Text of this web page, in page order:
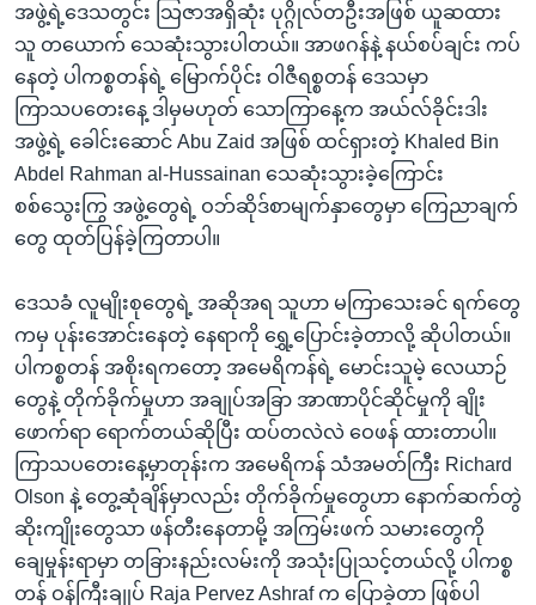
ရှာဖွေ
နေရာ
သို့
ကျော်
ဘာသာစကားများ
အဖွဲ့ရဲ့ဒေသတွင်း သြဇာအရှိဆုံး ပုဂ္ဂိုလ်တဦးအဖြစ် ယူဆထား
သူ တယောက် သေဆုံးသွားပါတယ်။ အာဖဂန်နဲ့ နယ်စပ်ချင်း ကပ်
နေတဲ့ ပါကစ္စတန်ရဲ့ မြောက်ပိုင်း ဝါဇီရစ္စတန် ဒေသမှာ
ကြာသပတေးနေ့ ဒါမှမဟုတ် သောကြာနေ့က အယ်လ်ခိုင်းဒါး
အဖွဲ့ရဲ့ ခေါင်းဆောင် Abu Zaid အဖြစ် ထင်ရှားတဲ့ Khaled Bin
Abdel Rahman al-Hussainan သေဆုံးသွားခဲ့ကြောင်း
စစ်သွေးကြွ အဖွဲ့တွေရဲ့ ဝဘ်ဆိုဒ်စာမျက်နှာတွေမှာ ကြေညာချက်
တွေ ထုတ်ပြန်ခဲ့ကြတာပါ။
ဒေသခံ လူမျိုးစုတွေရဲ့ အဆိုအရ သူဟာ မကြာသေးခင် ရက်တွေ
ကမှ ပုန်းအောင်းနေတဲ့ နေရာကို ရွှေ့ပြောင်းခဲ့တာလို့ ဆိုပါတယ်။
ပါကစ္စတန် အစိုးရကတော့ အမေရိကန်ရဲ့ မောင်းသူမဲ့ လေယာဉ်
တွေနဲ့ တိုက်ခိုက်မှုဟာ အချုပ်အခြာ အာဏာပိုင်ဆိုင်မှုကို ချိုး
ဖောက်ရာ ရောက်တယ်ဆိုပြီး ထပ်တလဲလဲ ဝေဖန် ထားတာပါ။
ကြာသပတေးနေ့မှာတုန်းက အမေရိကန် သံအမတ်ကြီး Richard
Olson နဲ့ တွေ့ဆုံချိန်မှာလည်း တိုက်ခိုက်မှုတွေဟာ နောက်ဆက်တွဲ
ဆိုးကျိုးတွေသာ ဖန်တီးနေတာမို့ အကြမ်းဖက် သမားတွေကို
ချေမှုန်းရာမှာ တခြားနည်းလမ်းကို အသုံးပြုသင့်တယ်လို့ ပါကစ္စ
တန် ဝန်ကြီးချုပ် Raja Pervez Ashraf က ပြောခဲ့တာ ဖြစ်ပါ